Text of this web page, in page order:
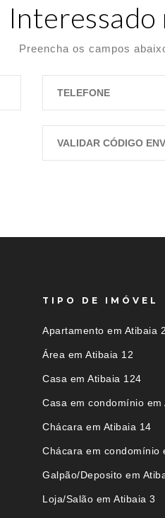
Interessado
Preencha os campos
TIPO DE IMÓVEL
Apartamento em Atibaia
Área em Atibaia 12
Casa em Atibaia 124
Casa em condomínio em
Chácara em Atibaia 14
Chácara em condomínio
Galpão/Deposito em
Loja/Salão em Atibaia 3